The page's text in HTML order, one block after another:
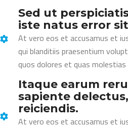
Sed ut
iste natus error
At vero eos et accusamus et
qui blanditiis praesentium
quos dolores et quas molestias
Itaque earum
sapiente
reiciendis.
At vero eos et accusamus et